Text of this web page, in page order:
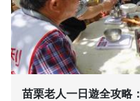
苗栗老人一日遊全攻略